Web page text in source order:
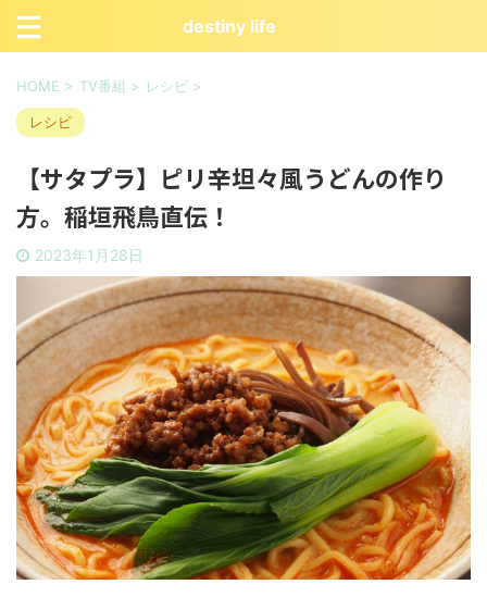
destiny life
HOME > TV番組 > レシピ >
レシピ
【サタプラ】ピリ辛坦々風うどんの作り
方。稲垣飛鳥直伝！
2023年1月28日